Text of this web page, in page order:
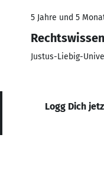
5 Jahre und 5
Justus-Liebig-
Logg Dich